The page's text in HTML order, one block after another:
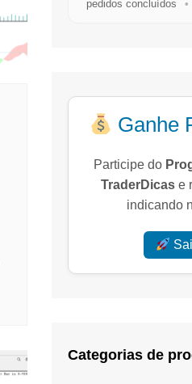
Jogo da Memóriapedidos concluídos
•
Ganhe
Participe do
TraderDicas e
indicando
Categorias de